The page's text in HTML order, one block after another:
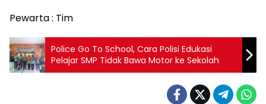
Pewarta : Tim
Police Go To School, Cara Polisi Edukasi
Pelajar SMP Tidak Bawa Motor ke Sekolah